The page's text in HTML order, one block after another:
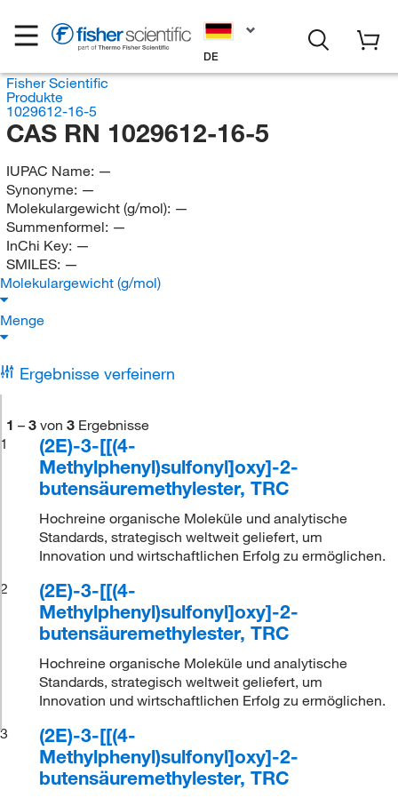
DE
Fisher Scientific
Produkte
1029612-16-5
CAS RN 1029612-16-5
IUPAC Name: —
Synonyme: —
Molekulargewicht (g/mol): —
Summenformel: —
InChi Key: —
SMILES: —
Molekulargewicht (g/mol)
Menge
Ergebnisse verfeinern
1 – 3 von 3 Ergebnisse
1
(2E)-3-[[(4-
Methylphenyl)sulfonyl]oxy]-2-
butensäuremethylester, TRC
Hochreine organische Moleküle und analytische
Standards, strategisch weltweit geliefert, um
Innovation und wirtschaftlichen Erfolg zu ermöglichen.
2
(2E)-3-[[(4-
Methylphenyl)sulfonyl]oxy]-2-
butensäuremethylester, TRC
Hochreine organische Moleküle und analytische
Standards, strategisch weltweit geliefert, um
Innovation und wirtschaftlichen Erfolg zu ermöglichen.
3
(2E)-3-[[(4-
Methylphenyl)sulfonyl]oxy]-2-
butensäuremethylester, TRC